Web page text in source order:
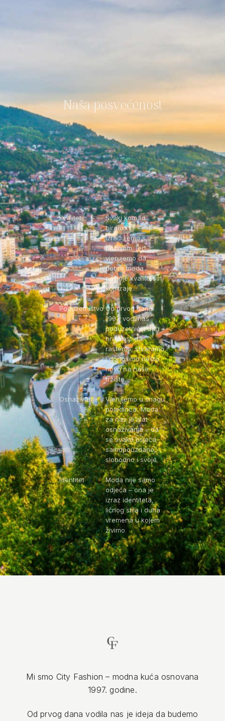
Naša posvećenost
Kvalitet
Svaki komad
biramo i
izrađujemo s
pažnjom, jer
vjerujemo da
dobra moda
počinje kvalitetom
koji traje.
Poduzetništvo Od prvog dana
1997. vodi nas
poduzetnički duh –
hrabrost da
rastemo, stvaramo
i donosimo nešto
novo na naše
tržište.
Osnaživanje
Vjerujemo u snagu
pojedinca. Moda
za nas je alat
osnaživanja – da
se svako osjeća
samopouzdano,
slobodno i svoje.
Identitet
Moda nije samo
odjeća – ona je
izraz identiteta,
ličnog stila i duha
vremena u kojem
živimo.
Mi smo City Fashion – modna kuća osnovana
1997. godine.
Od prvog dana vodila nas je ideja da budemo